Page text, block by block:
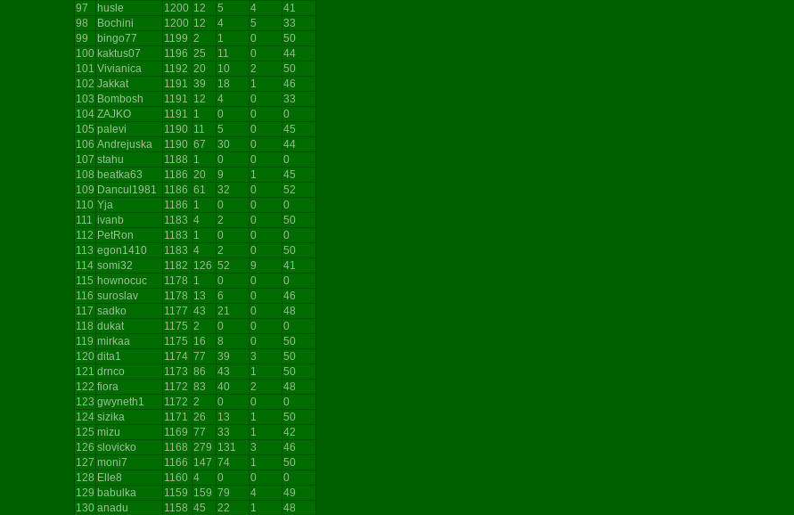
97
husle 1200 12 5 4
41
98
Bochini 1200 12 4 5
33
99
bingo77 1199 2 1 0
50
100 kaktus07 1196 25 11 0
44
101 Vivianica 1192 20 10 2
50
102 Jakkat 1191 39 18 1
46
103 Bombosh 1191 12 4 0
33
104 ZAJKO 1191 1 0 0
0
105 palevi 1190 11 5 0
45
106 Andrejuska 1190 67 30 0
44
107 stahu 1188 1 0 0
0
108 beatka63 1186 20 9 1
45
109 Dancul1981 1186 61 32 0
52
110 Yja 1186 1 0 0
0
111 ivanb 1183 4 2 0
50
112 PetRon 1183 1 0 0
0
113 egon1410 1183 4 2 0
50
114 somi32 1182 126 52 9
41
115 hownocuc 1178 1 0 0
0
116 suroslav 1178 13 6 0
46
117 sadko 1177 43 21 0
48
118 dukat 1175 2 0 0
0
119 mirkaa 1175 16 8 0
50
120 dita1 1174 77 39 3
50
121 drnco 1173 86 43 1
50
122 fiora 1172 83 40 2
48
123 gwyneth1 1172 2 0 0
0
124 sizika 1171 26 13 1
50
125 mizu 1169 77 33 1
42
126 slovicko 1168 279 131 3
46
127 moni7 1166 147 74 1
50
128 Elle8 1160 4 0 0
0
129 babulka 1159 159 79 4
49
130 anadu 1158 45 22 1
48